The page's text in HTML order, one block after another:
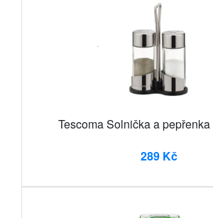
Tescoma Solnička a
289 Kč